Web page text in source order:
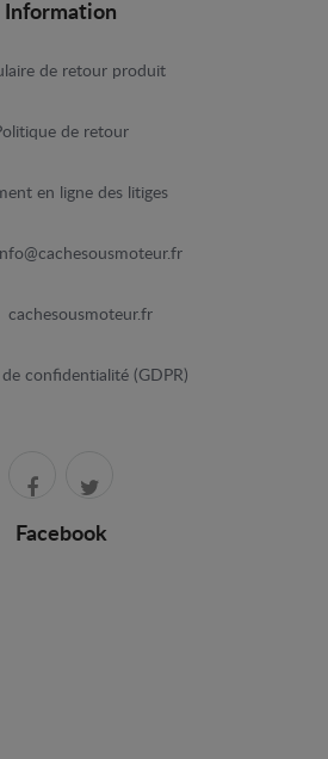
Information
de retour produit
de retour
en ligne des litiges
cachesousmoteur.fr
confidentialité (GDPR)
Facebook